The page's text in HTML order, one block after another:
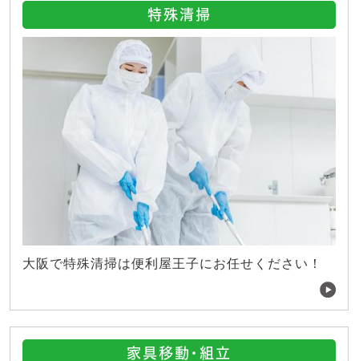
特殊清掃
大阪で特殊清掃は便利屋王子にお任せください！
家具移動・組立